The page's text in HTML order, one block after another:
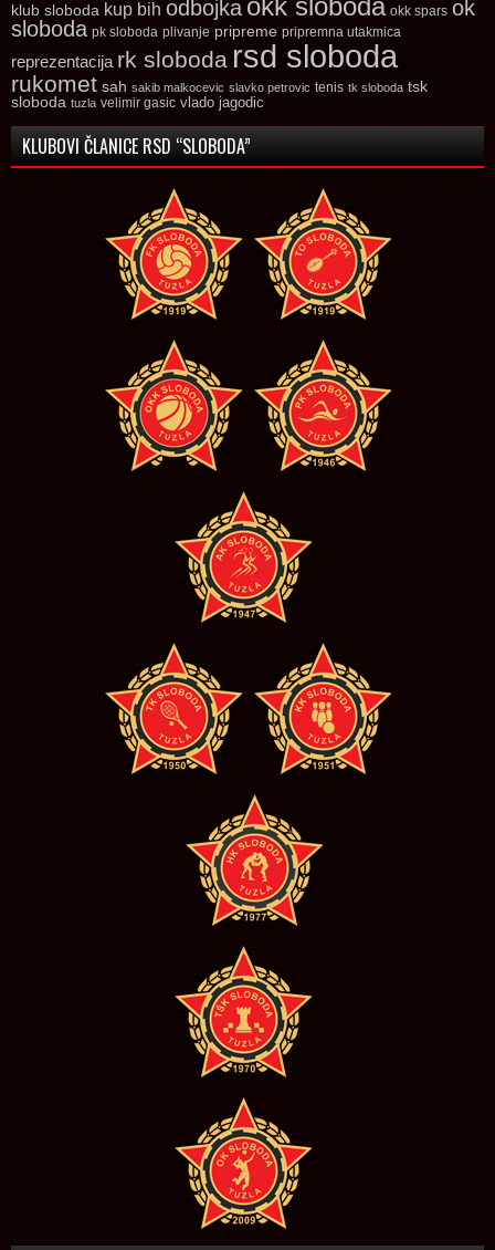
klub sloboda kup bih odbojka okk spars ok
sloboda pk sloboda plivanje pripreme pripremna utakmica
reprezentacija rk sloboda rsd sloboda
rukomet sah sakib malkocevic slavko petrovic tenis tk sloboda tsk
sloboda tuzla velimir gasic vlado jagodic
KLUBOVI ČLANICE RSD “SLOBODA”